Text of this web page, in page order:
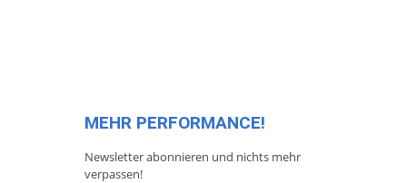
MEHR PERFORMANCE!
Newsletter abonnieren und nichts mehr
verpassen!